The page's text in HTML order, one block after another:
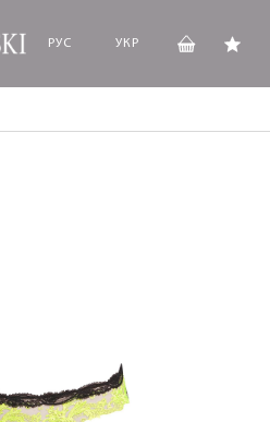
РУС УКР